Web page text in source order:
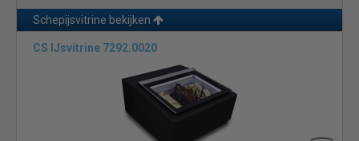
Schepijsvitrine bekijken
CS IJsvitrine 7292.0020